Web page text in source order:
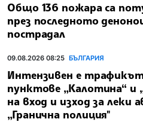
Общо 136 пожара са
през последното
пострадал
09.08.2026 08:25 БЪЛГАРИЯ
Интензивен е
пунктове „Калотина“ и
на вход и изход за
„Гранична полиция"